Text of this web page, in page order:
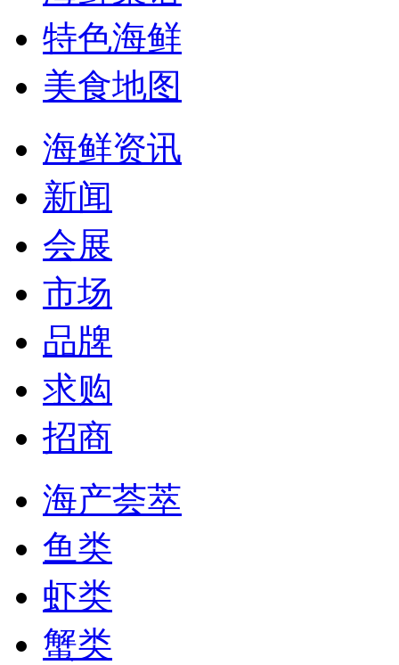
特色海鲜
美食地图
海鲜资讯
新闻
会展
市场
品牌
求购
招商
海产荟萃
鱼类
虾类
蟹类